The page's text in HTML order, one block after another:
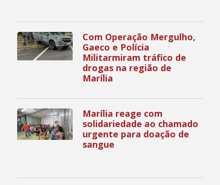
Com Operação Mergulho,
Gaeco e Polícia
Militarmiram tráfico de
drogas na região de
Marília
Marília reage com
solidariedade ao chamado
urgente para doação de
sangue